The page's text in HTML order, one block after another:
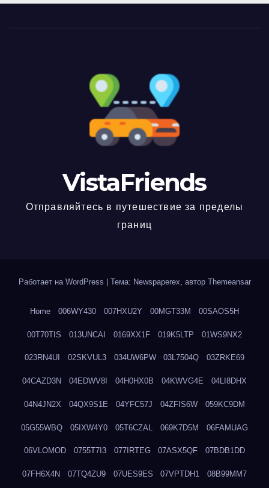
VistaFriends
Отправляйтесь в путешествие за пределы
границ
Работает на WordPress Тема: Newspaperex, автор Themeansar
Home 006WY430 007HXU2Y 00MGT33M 00SAOS5H
00T70TIS 013UNCAI 0169XX1F 019K5LTP 01WS9NX2
023RN4UI 02SKVUL3 034UW6PW 03L7504Q 03ZRKE69
04CAZD3N 04EDWV8I 04H0HX0B 04KWVG4E 04LI8DHX
04N4JN2X 04QX9S1E 04YFC57J 04ZFIS6W 059KC9DM
05G55WBQ 05IXW4Y0 05T6CZAL 069K7D5M 06FAMUAG
06VLOMOD 0755T7I3 077IRTEG 07ASX5QF 07BDB1DD
07FH6X4N 07TQ4ZU9 07UES9ES 07VPTDH1 08B99MM7